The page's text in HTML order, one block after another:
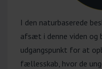
I den naturbaserede
afsæt i denne viden og
udgangspunkt for at
fællesskab, hvor de